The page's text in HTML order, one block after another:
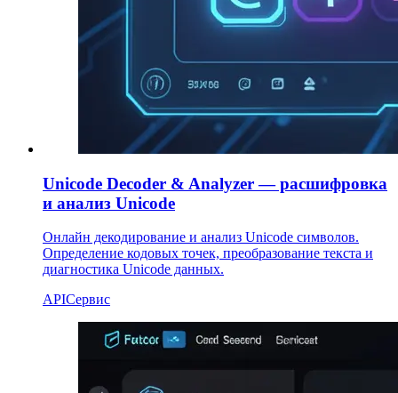
Unicode Decoder & Analyzer — расшифровка
и анализ Unicode
Онлайн декодирование и анализ Unicode символов.
Определение кодовых точек, преобразование текста и
диагностика Unicode данных.
APIСервис